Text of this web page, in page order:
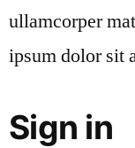
ullamcorper
ipsum dolor sit
Sign in